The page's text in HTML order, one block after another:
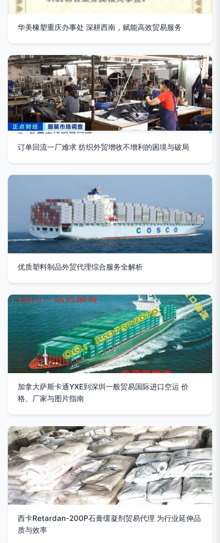
华美橡塑重庆办事处 深耕西南，赋能高效贸易服务
订单回流一厂难求 纺织外贸增收不增利的困境与破局
优质塑料制品外贸代理综合服务全解析
加拿大萨斯卡通YXE到深圳一般贸易国际进口空运 价
格、厂家与图片指南
西卡Retardan-200P石膏缓凝剂贸易代理 为行业延伸品
质与效率